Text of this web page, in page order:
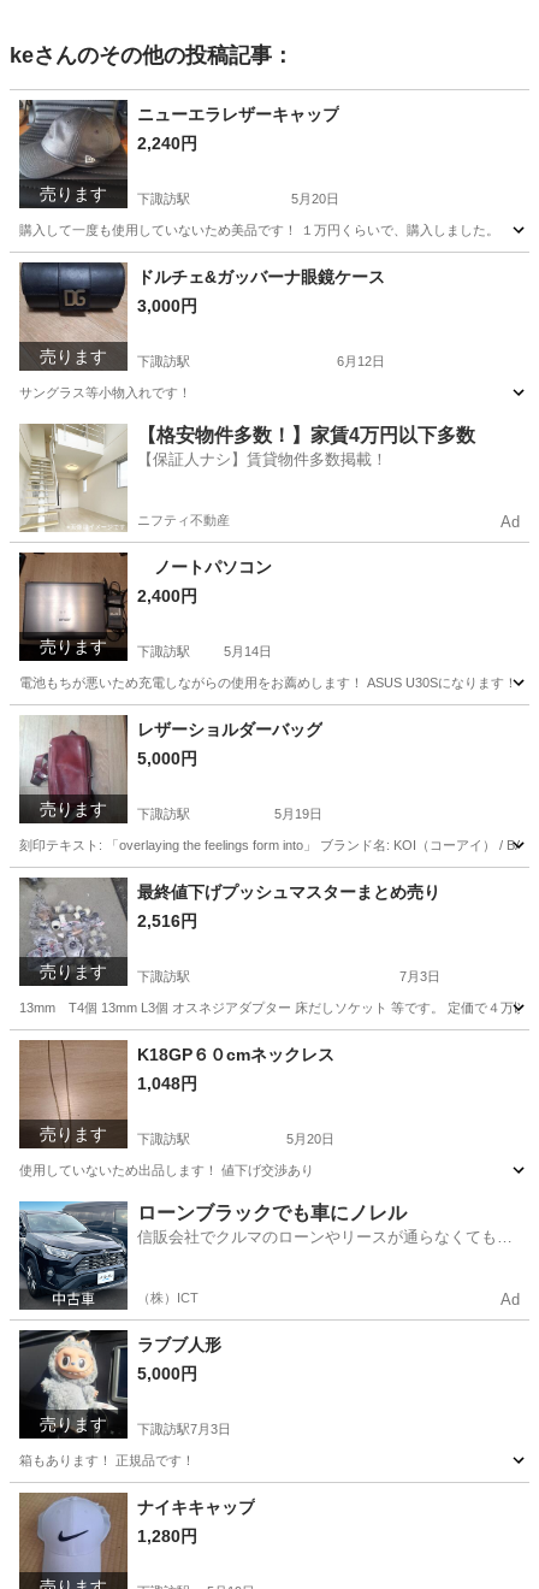
keさんのその他の投稿記事：
売ります
ニューエラレザーキャップ
2,240円
下諏訪駅 5月20日
購入して一度も使用していないため美品です！ １万円くらいで、購入しました。
長野 岡谷市 下諏訪駅 その他
売ります
ドルチェ&ガッバーナ眼鏡ケース
3,000円
下諏訪駅 6月12日
サングラス等小物入れです！
長野 岡谷市 下諏訪駅 小物 ドルチェ
【格安物件多数！】家賃4万円以下多数
【保証人ナシ】賃貸物件多数掲載！
ニフティ不動産 Ad
売ります
ノートパソコン
2,400円
下諏訪駅 5月14日
電池もちが悪いため充電しながらの使用をお薦めします！ ASUS U30Sになります！
長野 岡谷市 下諏訪駅 ノートパソコン
売ります
レザーショルダーバッグ
5,000円
下諏訪駅 5月19日
刻印テキスト: 「overlaying the feelings form into」 ブランド名: KOI（コーアイ） /
長野 岡谷市 下諏訪駅 バッグ レザー
売ります
最終値下げプッシュマスターまとめ売り
2,516円
下諏訪駅 7月3日
13mm T4個 13mm L3個 オスネジアダプター 床だしソケット 等です。 定価で４万以
長野 岡谷市 下諏訪駅 その他
売ります
K18GP６０cmネックレス
1,048円
下諏訪駅 5月20日
使用していないため出品します！ 値下げ交渉あり
長野 岡谷市 下諏訪駅 アクセサリー
ローンブラックでも車にノレル
信販会社でクルマのローンやリースが通らなくてもク
（株）ICT Ad
売ります
ラブブ人形
5,000円
下諏訪駅7月3日
箱もあります！ 正規品です！
長野 岡谷市 下諏訪駅 おもちゃ
ナイキキャップ
1,280円